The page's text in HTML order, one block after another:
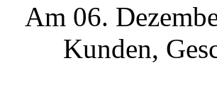
Am 06.
Kunden,